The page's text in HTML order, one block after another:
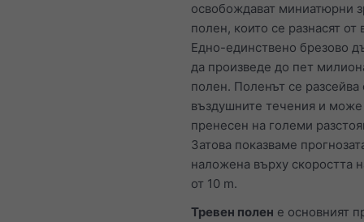
освобождават миниатюрни
полен, които се разнасят от
Едно-единствено брезово
да произведе до пет
полен. Поленът се разсейва
въздушните течения и
пренесен на големи
Затова показваме
наложена върху скоростта
от 10 m.
Тревен полен е основният